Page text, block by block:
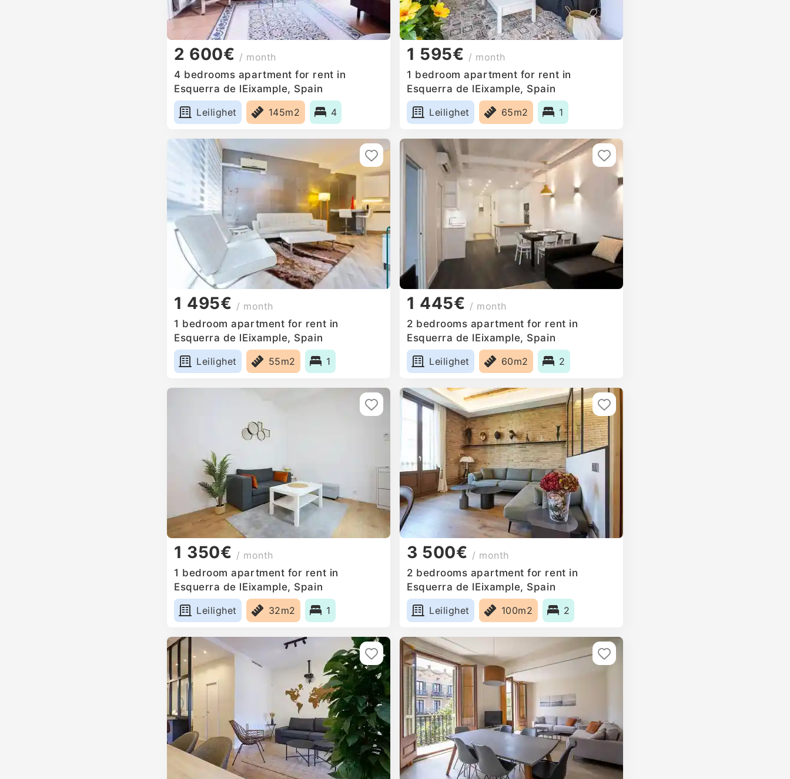
2 600€ / month
4 bedrooms apartment for rent in
Esquerra de lEixample, Spain
Leilighet
145m2 4
1 595€ / month
1 bedroom apartment for rent in
Esquerra de lEixample, Spain
Leilighet
65m2 1
1 495€ / month
1 bedroom apartment for rent in
Esquerra de lEixample, Spain
Leilighet
55m2 1
1 445€ / month
2 bedrooms apartment for rent in
Esquerra de lEixample, Spain
Leilighet
60m2 2
1 350€ / month
1 bedroom apartment for rent in
Esquerra de lEixample, Spain
Leilighet
32m2 1
3 500€ / month
2 bedrooms apartment for rent in
Esquerra de lEixample, Spain
Leilighet
100m2 2